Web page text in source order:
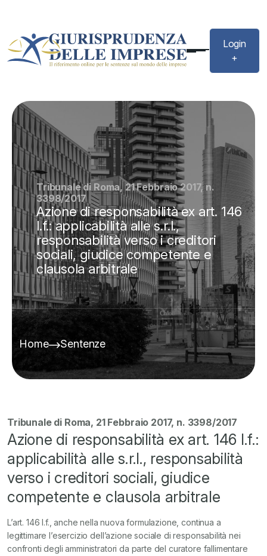
Login
+
Tribunale di Roma, 21 Febbraio 2017, n.
3398/2017
Azione di responsabilità ex art. 146
l.f.: applicabilità alle s.r.l.,
responsabilità verso i creditori
sociali, giudice competente e
clausola arbitrale
Home Sentenze
Tribunale di Roma, 21 Febbraio 2017, n. 3398/2017
Azione di responsabilità ex art. 146 l.f.:
applicabilità alle s.r.l., responsabilità
verso i creditori sociali, giudice
competente e clausola arbitrale
L’art. 146 l.f., anche nella nuova formulazione, continua a
legittimare l’esercizio dell’azione sociale di responsabilità nei
confronti degli amministratori da parte del curatore fallimentare